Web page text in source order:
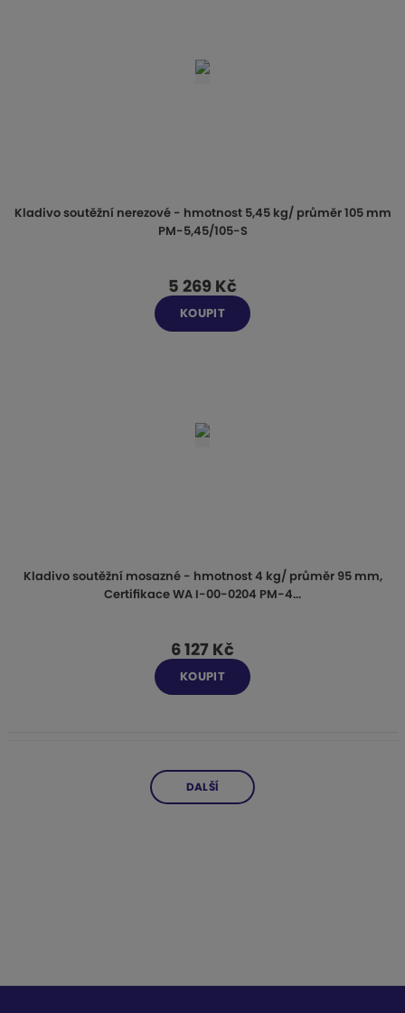
Kladivo soutěžní nerezové - hmotnost 5,45 kg/ průměr 105 mm
PM-5,45/105-S
5 269 Kč
KOUPIT
Kladivo soutěžní mosazné - hmotnost 4 kg/ průměr 95 mm,
Certifikace WA I-00-0204 PM-4...
6 127 Kč
KOUPIT
DALŠÍ